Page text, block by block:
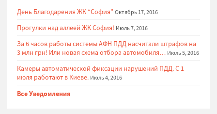
День Благодарения ЖК “София” Октябрь 17, 2016
Прогулки над аллеей ЖК София! Июль 7, 2016
За 6 часов работы системы АФН ПДД насчитали штрафов на
3 млн грн! Или новая схема отбора автомобиля… Июль 5, 2016
Камеры автоматической фиксации нарушений ПДД. С 1
июля работают в Киеве. Июль 4, 2016
Все Уведомления